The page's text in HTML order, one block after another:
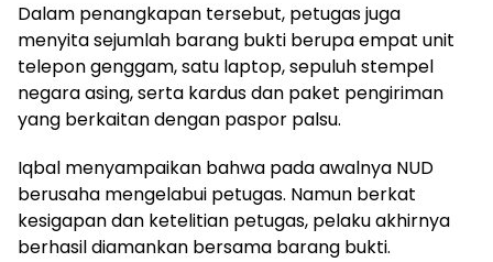
Dalam penangkapan tersebut, petugas juga
menyita sejumlah barang bukti berupa empat unit
telepon genggam, satu laptop, sepuluh stempel
negara asing, serta kardus dan paket pengiriman
yang berkaitan dengan paspor palsu.
Iqbal menyampaikan bahwa pada awalnya NUD
berusaha mengelabui petugas. Namun berkat
kesigapan dan ketelitian petugas, pelaku akhirnya
berhasil diamankan bersama barang bukti.